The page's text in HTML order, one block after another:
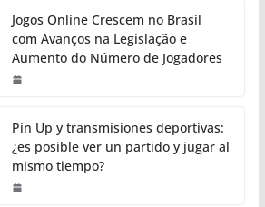
Jogos Online Crescem no Brasil
com Avanços na Legislação e
Aumento do Número de Jogadores
Pin Up y transmisiones deportivas:
¿es posible ver un partido y jugar al
mismo tiempo?